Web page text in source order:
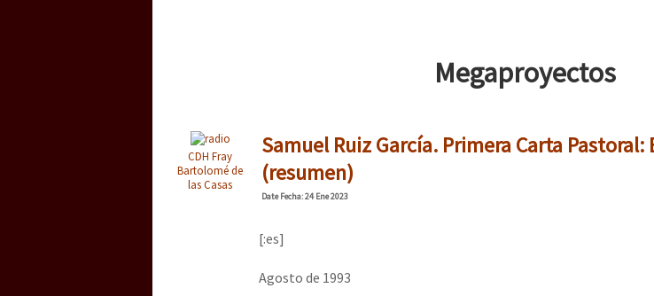
Dia 3 do Encontro “Guerra contra a Humanidade”
Dia 2 do Encontro “Guerra contra a Humanidad”
Megaproyectos
CDH Fray
Bartolomé de
las Casas
Samuel Ruiz García. Primera Carta Pastoral:
(resumen)
DateFecha: 24 Ene 2023
[:es]
Agosto de 1993